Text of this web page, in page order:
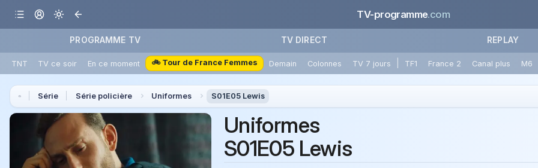
TV-programme.com
PROGRAMME TV TV DIRECT REPLAY
TNT TV ce soir En ce moment 🚲 Tour de France Femmes Demain Colonnes TV 7 jours TF1 France 2 Canal plus M6
Série Série policière Uniformes S01E05 Lewis
Uniformes
S01E05 Lewis